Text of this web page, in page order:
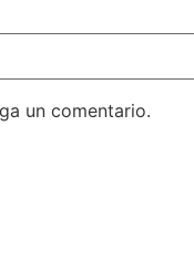
un comentario.